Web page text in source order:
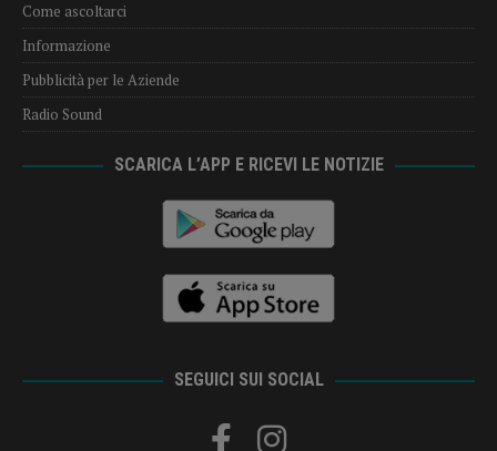
Come ascoltarci
Informazione
Pubblicità per le Aziende
Radio Sound
SCARICA L’APP E RICEVI LE NOTIZIE
SEGUICI SUI SOCIAL